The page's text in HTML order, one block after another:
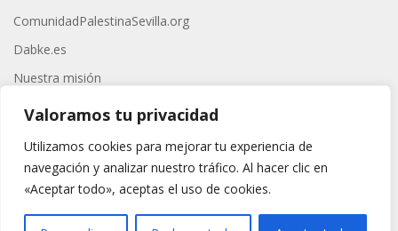
Valoramos tu privacidad
Utilizamos cookies para mejorar tu experiencia de
navegación y analizar nuestro tráfico. Al hacer clic en
«Aceptar todo», aceptas el uso de cookies.
ComunidadPalestinaSevilla.org
Dabke.es
Nuestra misión
Contacto
Redes Sociales
Síguenos para estar al día de novedades y eventos